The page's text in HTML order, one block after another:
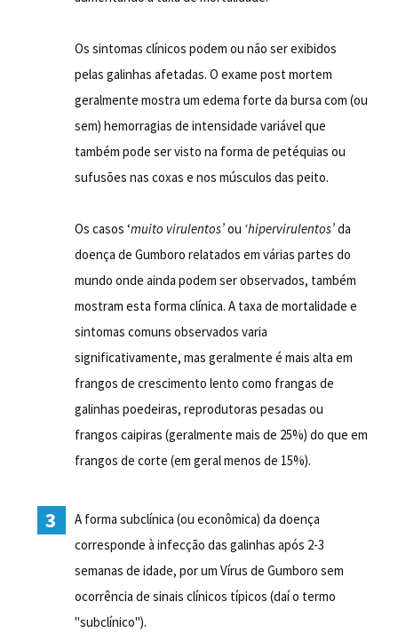
Os sintomas clínicos podem ou não ser exibidos
pelas galinhas afetadas. O exame post mortem
geralmente mostra um edema forte da bursa com (ou
sem) hemorragias de intensidade variável que
também pode ser visto na forma de petéquias ou
sufusões nas coxas e nos músculos das peito.
Os casos ‘muito virulentos’ou ‘hipervirulentos’da
doença de Gumboro relatados em várias partes do
mundo onde ainda podem ser observados, também
mostram esta forma clínica. A taxa de mortalidade e
sintomas comuns observados varia
significativamente, mas geralmente é mais alta em
frangos de crescimento lento como frangas de
galinhas poedeiras, reprodutoras pesadas ou
frangos caipiras (geralmente mais de 25%) do que em
frangos de corte (em geral menos de 15%).
A forma subclínica (ou econômica) da doença
corresponde à infecção das galinhas após 2-3
semanas de idade, por um Vírus de Gumboro sem
ocorrência de sinais clínicos típicos (daí o termo
"subclínico").